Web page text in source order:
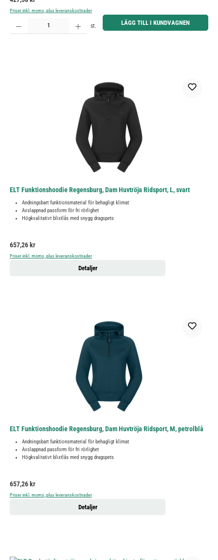
Priser inkl. moms, plus leveranskostnader
Produktkvantitet: Ange önskat belopp eller använd knapparna för att öka eller minska kvantiteten.
st. LÄGG TILL I KUNDVAGNEN
ELT Funktionshoodie Regensburg, Dam Huvtröja Ridsport, L, svart
Andningsbart funktionsmaterial för behagligt klimat
Avslappnad passform för fri rörlighet
Högkvalitativt blixtlås med snygg dragspets
Ordinarie pris:
657,26 kr
Priser inkl. moms, plus leveranskostnader
Detaljer
ELT Funktionshoodie Regensburg, Dam Huvtröja Ridsport, M, petrolblå
Andningsbart funktionsmaterial för behagligt klimat
Avslappnad passform för fri rörlighet
Högkvalitativt blixtlås med snygg dragspets
Ordinarie pris:
657,26 kr
Priser inkl. moms, plus leveranskostnader
Detaljer